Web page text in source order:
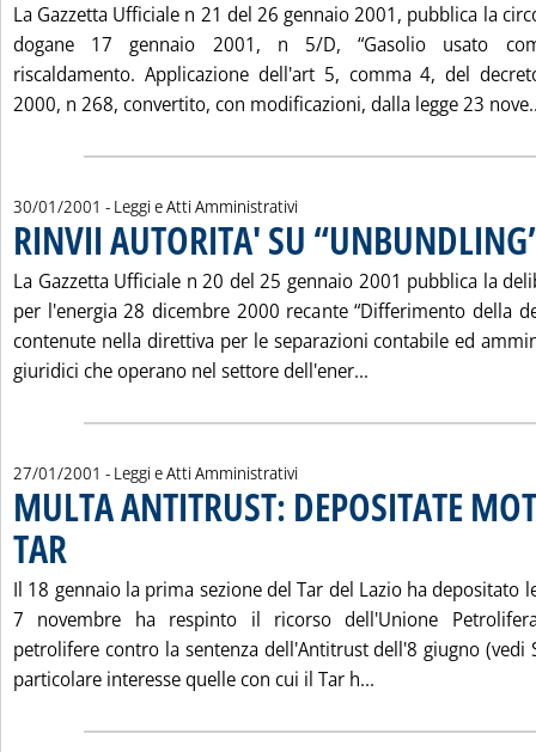
La Gazzetta Ufficiale n 21 del 26 gennaio 2001, pubblica la
dogane 17 gennaio 2001, n 5/D, “Gasolio usato
riscaldamento. Applicazione dell'art 5, comma 4, del
2000, n 268, convertito, con modificazioni, dalla legge 23
30/01/2001 - Leggi e Atti Amministrativi
RINVII AUTORITA' SU
La Gazzetta Ufficiale n 20 del 25 gennaio 2001 pubblica la
per l'energia 28 dicembre 2000 recante “Differimento della
contenute nella direttiva per le separazioni contabile ed
giuridici che operano nel settore dell'ener...
27/01/2001 - Leggi e Atti Amministrativi
MULTA ANTITRUST: DEPOSITATE
TAR
Il 18 gennaio la prima sezione del Tar del Lazio ha depositato
7 novembre ha respinto il ricorso dell'Unione
petrolifere contro la sentenza dell'Antitrust dell'8 giugno
particolare interesse quelle con cui il Tar h...